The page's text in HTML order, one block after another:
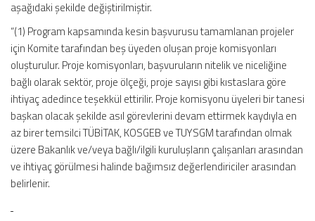
aşağıdaki şekilde değiştirilmiştir.
“(1) Program kapsamında kesin başvurusu tamamlanan projeler
için Komite tarafından beş üyeden oluşan proje komisyonları
oluşturulur. Proje komisyonları, başvuruların nitelik ve niceliğine
bağlı olarak sektör, proje ölçeği, proje sayısı gibi kıstaslara göre
ihtiyaç adedince teşekkül ettirilir. Proje komisyonu üyeleri bir tanesi
başkan olacak şekilde asıl görevlerini devam ettirmek kaydıyla en
az birer temsilci TÜBİTAK, KOSGEB ve TUYSGM tarafından olmak
üzere Bakanlık ve/veya bağlı/ilgili kuruluşların çalışanları arasından
ve ihtiyaç görülmesi halinde bağımsız değerlendiriciler arasından
belirlenir.